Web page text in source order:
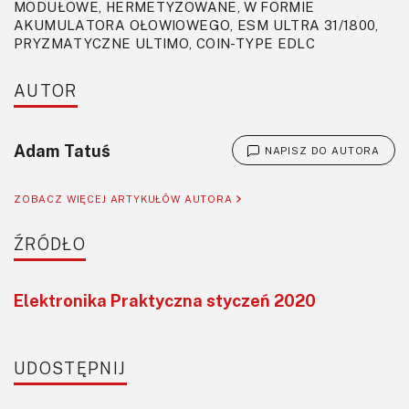
eliminacja chemicznych źródeł energii.
MODUŁOWE, HERMETYZOWANE, W FORMIE
AKUMULATORA OŁOWIOWEGO, ESM ULTRA 31/1800,
PRYZMATYCZNE ULTIMO, COIN-TYPE EDLC
AUTOR
Adam Tatuś NAPISZ DO AUTORA
ZOBACZ WIĘCEJ ARTYKUŁÓW AUTORA
ŹRÓDŁO
Elektronika Praktyczna styczeń 2020
UDOSTĘPNIJ